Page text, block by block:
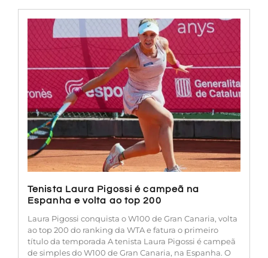
Tenista Laura Pigossi é campeã na
Espanha e volta ao top 200
Laura Pigossi conquista o W100 de Gran Canaria, volta
ao top 200 do ranking da WTA e fatura o primeiro
título da temporada A tenista Laura Pigossi é campeã
de simples do W100 de Gran Canaria, na Espanha. O